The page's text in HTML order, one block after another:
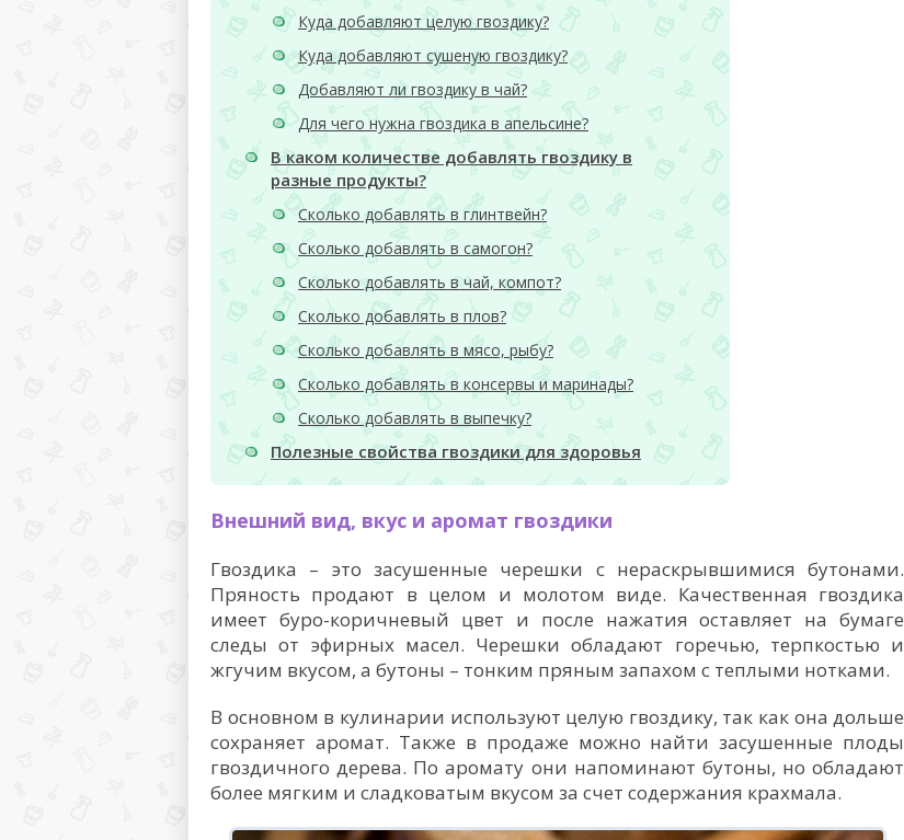
Куда добавляют целую гвоздику?
Куда добавляют сушеную гвоздику?
Добавляют ли гвоздику в чай?
Для чего нужна гвоздика в апельсине?
В каком количестве добавлять гвоздику в
разные продукты?
Сколько добавлять в глинтвейн?
Сколько добавлять в самогон?
Сколько добавлять в чай, компот?
Сколько добавлять в плов?
Сколько добавлять в мясо, рыбу?
Сколько добавлять в консервы и маринады?
Сколько добавлять в выпечку?
Полезные свойства гвоздики для здоровья
Внешний вид, вкус и аромат гвоздики
Гвоздика – это засушенные черешки с нераскрывшимися бутонами.
Пряность продают в целом и молотом виде. Качественная гвоздика
имеет буро-коричневый цвет и после нажатия оставляет на бумаге
следы от эфирных масел. Черешки обладают горечью, терпкостью и
жгучим вкусом, а бутоны – тонким пряным запахом с теплыми нотками.
В основном в кулинарии используют целую гвоздику, так как она дольше
сохраняет аромат. Также в продаже можно найти засушенные плоды
гвоздичного дерева. По аромату они напоминают бутоны, но обладают
более мягким и сладковатым вкусом за счет содержания крахмала.